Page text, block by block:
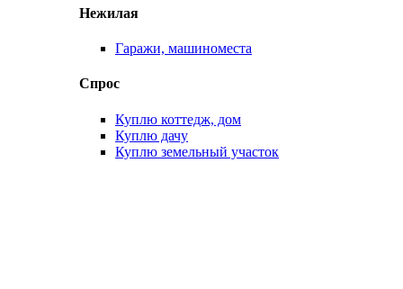
Нежилая
Гаражи, машиноместа
Спрос
Куплю коттедж, дом
Куплю дачу
Куплю земельный участок